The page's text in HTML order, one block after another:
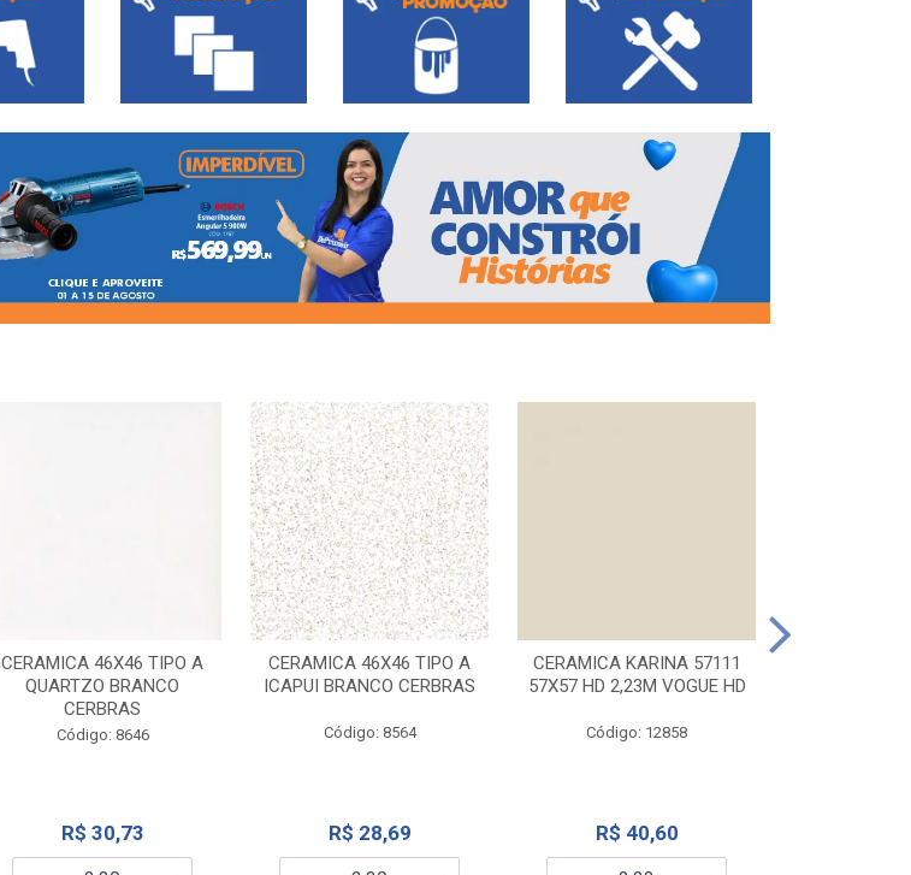
CERAMICA 46X46 TIPO A
QUARTZO BRANCO
CERBRAS
Código: 8646
R$ 30,73
CERAMICA 46X46 TIPO A
ICAPUI BRANCO CERBRAS
Código: 8564
R$ 28,69
CERAMICA KARINA 57111
57X57 HD 2,23M VOGUE HD
Código: 12858
R$ 40,60